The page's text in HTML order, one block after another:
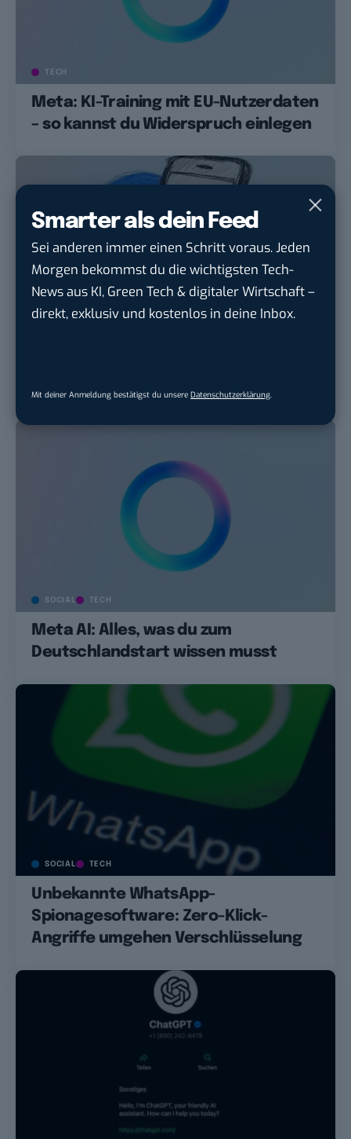
Smarter als dein Feed
Sei anderen immer einen Schritt voraus. Jeden
Morgen bekommst du die wichtigsten Tech-
News aus KI, Green Tech & digitaler Wirtschaft –
direkt, exklusiv und kostenlos in deine Inbox.
Mit deiner Anmeldung bestätigst du unsere Datenschutzerklärung
TECH
Meta: KI-Training mit EU-Nutzerdaten
– so kannst du Widerspruch einlegen
deaktivieren? Diese Optionen hast du
SOCIAL TECH
Meta AI: Alles, was du zum
Deutschlandstart wissen musst
SOCIAL TECH
Unbekannte WhatsApp-
Spionagesoftware: Zero-Klick-
Angriffe umgehen Verschlüsselung